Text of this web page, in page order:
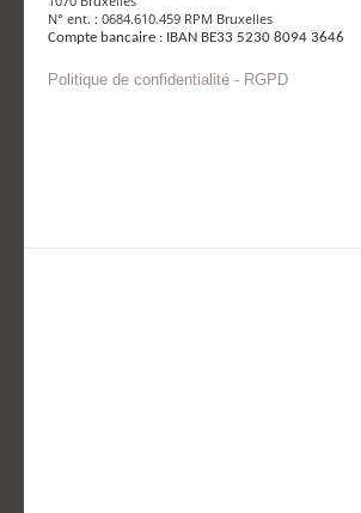
N° ent. : 0684.610.459 RPM Bruxelles
Compte bancaire : IBAN BE33 5230 8094 3646
Politique de confidentialité - RGPD